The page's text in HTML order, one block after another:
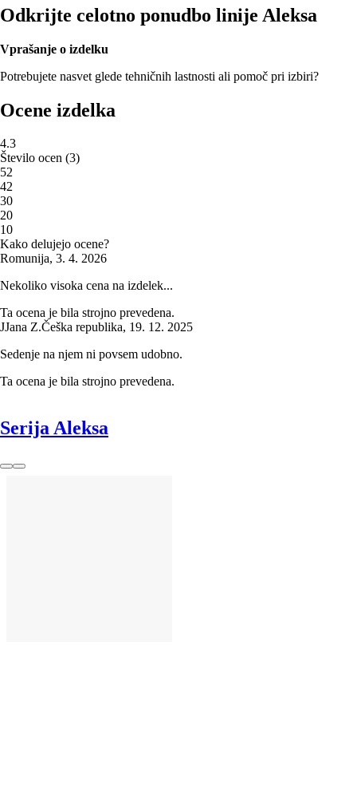
Odkrijte celotno ponudbo linije Aleksa
Vprašanje o izdelku
Potrebujete nasvet glede tehničnih lastnosti ali pomoč pri izbiri?
Ocene izdelka
4.3
Število ocen (3)
52
42
30
20
10
Kako delujejo ocene?
Romunija, 3. 4. 2026
Nekoliko visoka cena na izdelek...
Ta ocena je bila strojno prevedena.
JJana Z.Češka republika, 19. 12. 2025
Sedenje na njem ni povsem udobno.
Ta ocena je bila strojno prevedena.
Serija Aleksa